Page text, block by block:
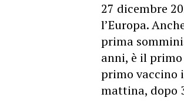
27 dicembre
l’Europa.
prima
anni, è il
primo vaccino
mattina, dopo